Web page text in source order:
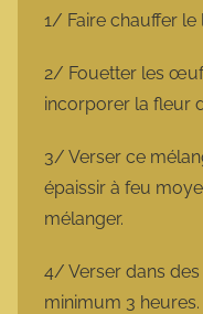
1/ Faire chauffer le
2/ Fouetter les
incorporer la fleur
3/ Verser ce
épaissir à feu
mélanger.
4/ Verser dans
minimum 3 heures.